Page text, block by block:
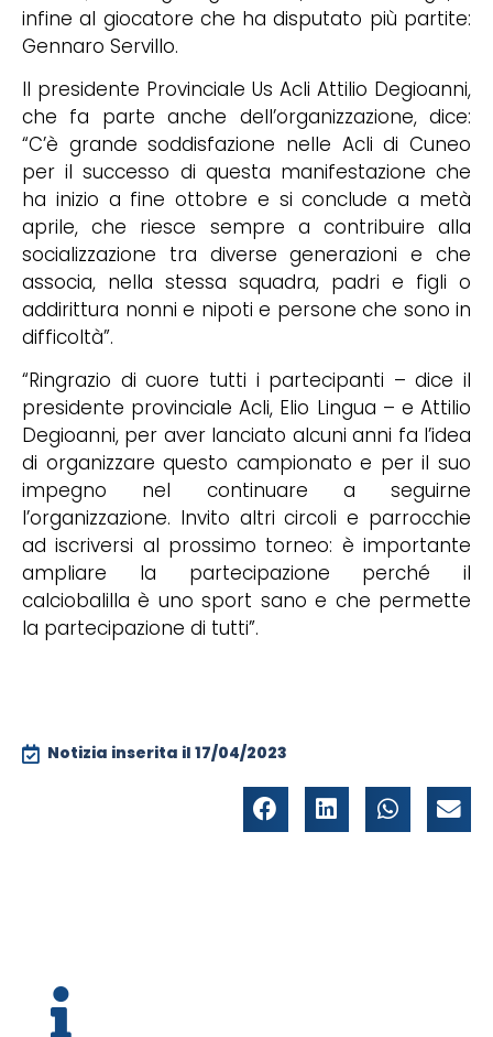
infine al giocatore che ha disputato più partite:
Gennaro Servillo.
Il presidente Provinciale Us Acli Attilio Degioanni,
che fa parte anche dell’organizzazione, dice:
“C’è grande soddisfazione nelle Acli di Cuneo
per il successo di questa manifestazione che
ha inizio a fine ottobre e si conclude a metà
aprile, che riesce sempre a contribuire alla
socializzazione tra diverse generazioni e che
associa, nella stessa squadra, padri e figli o
addirittura nonni e nipoti e persone che sono in
difficoltà”.
“Ringrazio di cuore tutti i partecipanti – dice il
presidente provinciale Acli, Elio Lingua – e Attilio
Degioanni, per aver lanciato alcuni anni fa l’idea
di organizzare questo campionato e per il suo
impegno nel continuare a seguirne
l’organizzazione. Invito altri circoli e parrocchie
ad iscriversi al prossimo torneo: è importante
ampliare la partecipazione perché il
calciobalilla è uno sport sano e che permette
la partecipazione di tutti”.
Notizia inserita il 17/04/2023